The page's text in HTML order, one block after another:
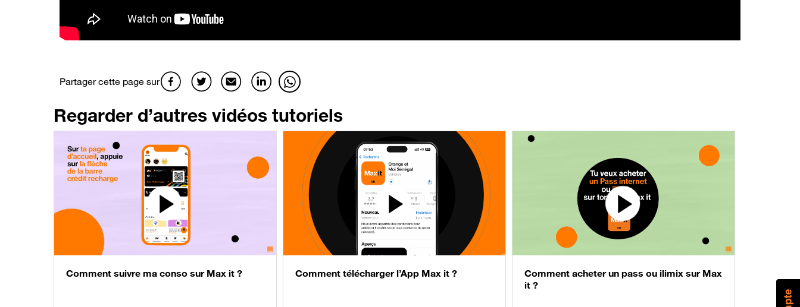
Partager cette page sur
Regarder d’autres vidéos tutoriels
Comment suivre ma conso sur Max it ? Comment télécharger l’App Max it ?
Comment acheter un pass ou ilimix sur Max
it ?